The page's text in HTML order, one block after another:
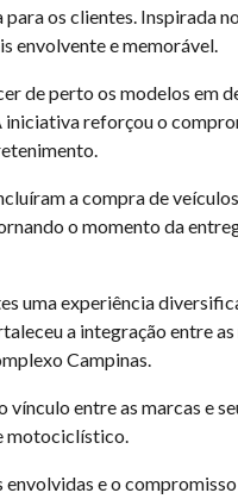
os clientes. Inspirada
envolvente e memorável.
de perto os modelos em
iniciativa reforçou o
a compra de
o momento da
uma experiência
a integração entre
Campinas.
entre as marcas e
motociclístico.
e o